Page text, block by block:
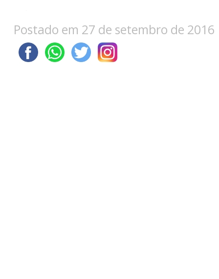
Postado em 27 de setembro de 2016